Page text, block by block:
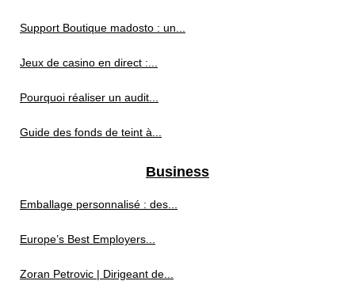
Support Boutique madosto : un...
Jeux de casino en direct :...
Pourquoi réaliser un audit...
Guide des fonds de teint à...
Business
Emballage personnalisé : des...
Europe’s Best Employers...
Zoran Petrovic | Dirigeant de...